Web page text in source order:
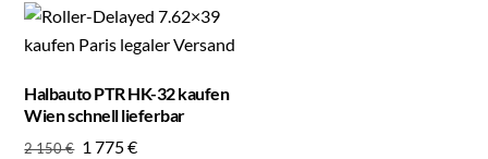
Halbauto PTR HK-32 kaufen
Wien schnell lieferbar
2 150€ Original
1 775€Current